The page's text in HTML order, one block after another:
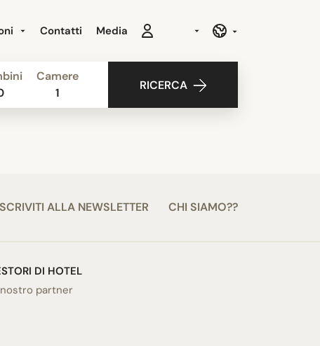
Contatti Media
Camere
1
RICERCA
ALLA NEWSLETTER CHI SIAMO??
DI HOTEL
partner